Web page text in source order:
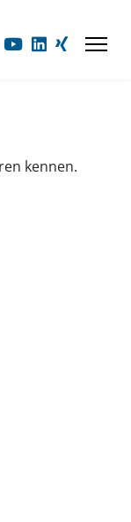
kennen.